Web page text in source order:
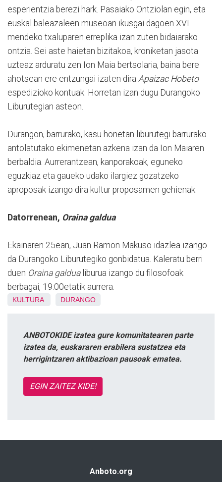
esperientzia berezi hark. Pasaiako Ontziolan egin, eta
euskal baleazaleen museoan ikusgai dagoen XVI.
mendeko txaluparen erreplika izan zuten bidaiarako
ontzia. Sei aste haietan bizitakoa, kroniketan jasota
uzteaz arduratu zen Ion Maia bertsolaria, baina bere
ahotsean ere entzungai izaten dira Apaizac Hobeto
espedizioko kontuak. Horretan izan dugu Durangoko
Liburutegian asteon.
Durangon, barrurako, kasu honetan liburutegi barrurako
antolatutako ekimenetan azkena izan da Ion Maiaren
berbaldia. Aurrerantzean, kanporakoak, eguneko
eguzkiaz eta gaueko udako ilargiez gozatzeko
aproposak izango dira kultur proposamen gehienak.
Datorrenean, Oraina galdua
Ekainaren 25ean, Juan Ramon Makuso idazlea izango
da Durangoko Liburutegiko gonbidatua. Kaleratu berri
duen Oraina galdua liburua izango du filosofoak
berbagai, 19:00etatik aurrera.
KULTURA DURANGO
ANBOTOKIDE izatea gure komunitatearen parte
izatea da, euskararen erabilera sustatzea eta
herrigintzaren aktibazioan pausoak ematea.
EGIN ZAITEZ KIDE!
Anboto.org